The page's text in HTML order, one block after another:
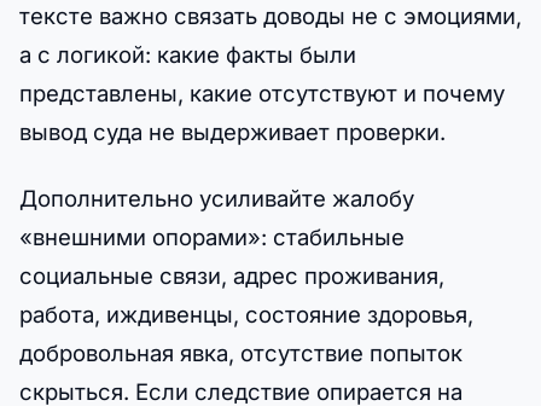
тексте важно связать доводы не с эмоциями,
а с логикой: какие факты были
представлены, какие отсутствуют и почему
вывод суда не выдерживает проверки.
Дополнительно усиливайте жалобу
«внешними опорами»: стабильные
социальные связи, адрес проживания,
работа, иждивенцы, состояние здоровья,
добровольная явка, отсутствие попыток
скрыться. Если следствие опирается на